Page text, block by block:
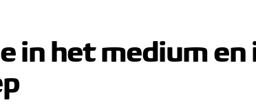
in het medium en